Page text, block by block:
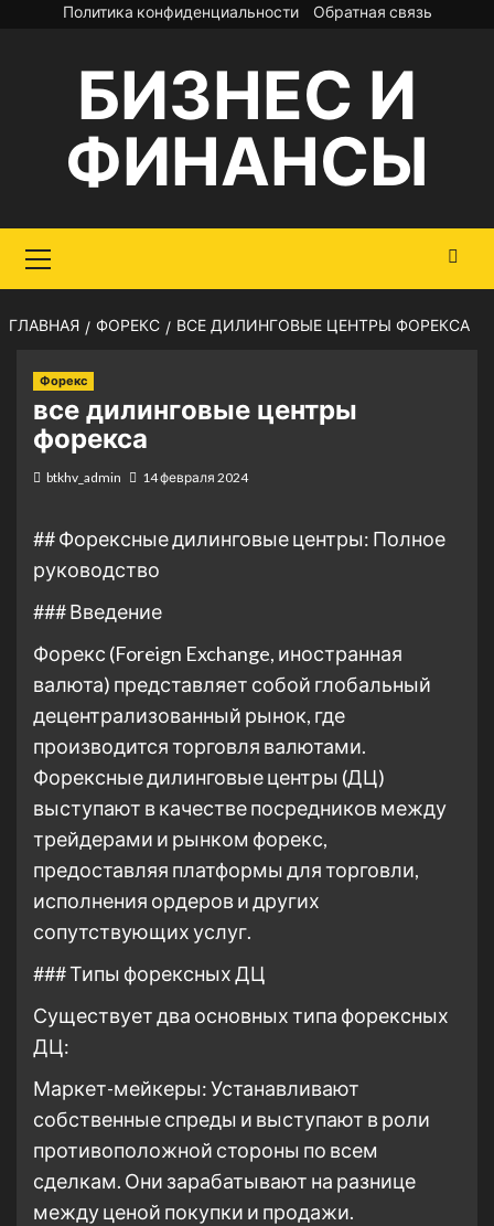
Перейти
содержимому
Политика конфиденциальности Обратная связь
БИЗНЕС И
ФИНАНСЫ
меню
ГЛАВНАЯ ФОРЕКС ВСЕ ДИЛИНГОВЫЕ ЦЕНТРЫ ФОРЕКСА
Форекс
все дилинговые центры
форекса
btkhv_admin 14 февраля 2024
## Форексные дилинговые центры: Полное
руководство
### Введение
Форекс (Foreign Exchange, иностранная
валюта) представляет собой глобальный
децентрализованный рынок, где
производится торговля валютами.
Форексные дилинговые центры (ДЦ)
выступают в качестве посредников между
трейдерами и рынком форекс,
предоставляя платформы для торговли,
исполнения ордеров и других
сопутствующих услуг.
### Типы форексных ДЦ
Существует два основных типа форексных
ДЦ:
Маркет-мейкеры: Устанавливают
собственные спреды и выступают в роли
противоположной стороны по всем
сделкам. Они зарабатывают на разнице
между ценой покупки и продажи.